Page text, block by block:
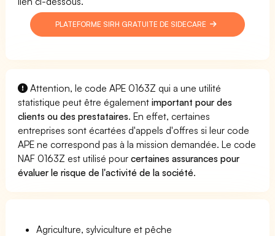
PLATEFORME SIRH GRATUITE DE SIDECARE
Attention, le code APE 0163Z qui a une utilité
statistique peut être égalementimportant pour des
clients ou des prestataires. En effet, certaines
entreprises sont écartées d'appels d'offres si leur code
APE ne correspond pas à la mission demandée. Le code
NAF 0163Z est utilisé pourcertaines assurances pour
évaluer le risque de l'activité de la société.
Agriculture, sylviculture et pêche